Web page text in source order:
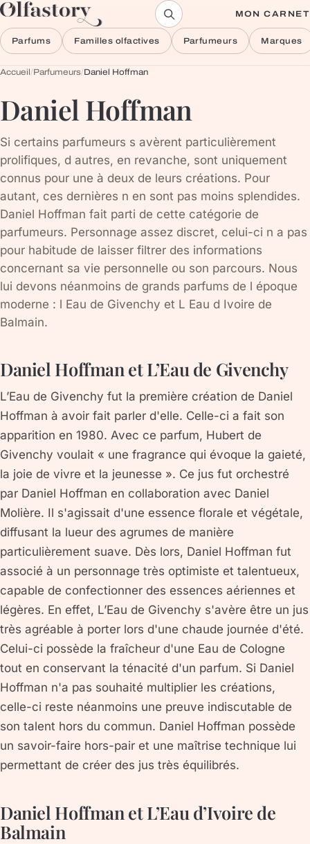
Aller au contenu MON CARNET
Parfums Familles olfactives Parfumeurs Marques
Accueil/Parfumeurs/Daniel Hoffman
Daniel Hoffman
Si certains parfumeurs s avèrent particulièrement
prolifiques, d autres, en revanche, sont uniquement
connus pour une à deux de leurs créations. Pour
autant, ces dernières n en sont pas moins splendides.
Daniel Hoffman fait parti de cette catégorie de
parfumeurs. Personnage assez discret, celui-ci n a pas
pour habitude de laisser filtrer des informations
concernant sa vie personnelle ou son parcours. Nous
lui devons néanmoins de grands parfums de l époque
moderne : l Eau de Givenchy et L Eau d Ivoire de
Balmain.
Daniel Hoffman et L’Eau de Givenchy
L’Eau de Givenchy fut la première création de Daniel
Hoffman à avoir fait parler d'elle. Celle-ci a fait son
apparition en 1980. Avec ce parfum, Hubert de
Givenchy voulait « une fragrance qui évoque la gaieté,
la joie de vivre et la jeunesse ». Ce jus fut orchestré
par Daniel Hoffman en collaboration avec Daniel
Molière. Il s'agissait d'une essence florale et végétale,
diffusant la lueur des agrumes de manière
particulièrement suave. Dès lors, Daniel Hoffman fut
associé à un personnage très optimiste et talentueux,
capable de confectionner des essences aériennes et
légères. En effet, L’Eau de Givenchy s'avère être un jus
très agréable à porter lors d'une chaude journée d'été.
Celui-ci possède la fraîcheur d'une Eau de Cologne
tout en conservant la ténacité d'un parfum. Si Daniel
Hoffman n'a pas souhaité multiplier les créations,
celle-ci reste néanmoins une preuve indiscutable de
son talent hors du commun. Daniel Hoffman possède
un savoir-faire hors-pair et une maîtrise technique lui
permettant de créer des jus très équilibrés.
Daniel Hoffman et L’Eau d’Ivoire de
Balmain